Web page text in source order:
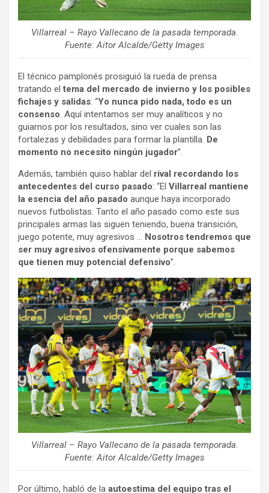
Villarreal – Rayo Vallecano de la pasada temporada.
Fuente: Aitor Alcalde/Getty Images
El técnico pamplonés prosiguió la rueda de prensa
tratando eltema del mercado de invierno y los posibles
fichajes y salidas: “Yo nunca pido nada, todo es un
consenso. Aquí intentamos ser muy analíticos y no
guiarnos por los resultados, sino ver cuales son las
fortalezas y debilidades para formar la plantilla. De
momento no necesito ningún jugador”.
Además, también quiso hablar del rival recordando los
antecedentes del curso pasado: “El Villarreal mantiene
la esencia del año pasado aunque haya incorporado
nuevos futbolistas. Tanto el año pasado como este sus
principales armas las siguen teniendo, buena transición,
juego potente, muy agresivos … Nosotros tendremos que
ser muy agresivos ofensivamente porque sabemos
que tienen muy potencial defensivo”.
Villarreal – Rayo Vallecano de la pasada temporada.
Fuente: Aitor Alcalde/Getty Images
Por último, habló de la autoestima del equipo tras el